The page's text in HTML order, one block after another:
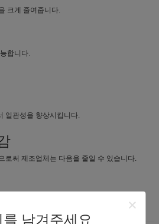
남겨주세요
크게 줄여줍니다.
합니다.
일관성을 향상시킵니다.
로써 제조업체는 다음을 줄일 수 있습니다.